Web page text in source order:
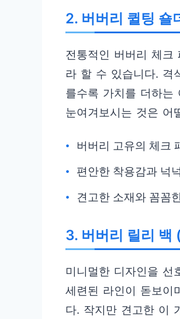
2. 버버리 퀼팅 숄
전통적인 버버리 체크
라 할 수 있습니다. 격
를수록 가치를 더하는
눈여겨보시는 것은 어
버버리 고유의 체크
편안한 착용감과 넉
견고한 소재와 꼼꼼
3. 버버리 릴리 백
미니멀한 디자인을 선
세련된 라인이 돋보이
다. 작지만 견고한 이